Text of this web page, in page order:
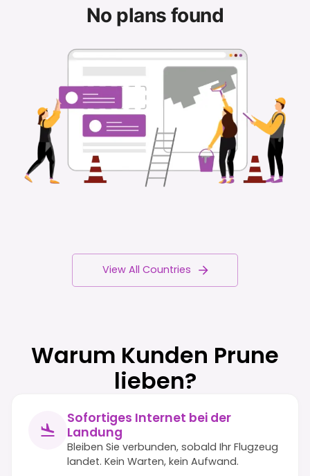
No plans found
View All Countries
Warum Kunden Prune
lieben?
Sofortiges Internet bei der
Landung
Bleiben Sie verbunden, sobald Ihr Flugzeug
landet. Kein Warten, kein Aufwand.